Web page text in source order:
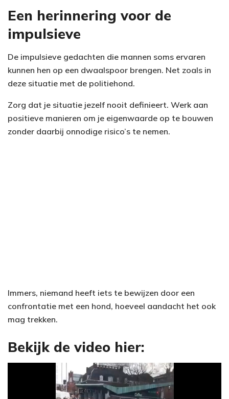
Een herinnering voor de
impulsieve
De impulsieve gedachten die mannen soms ervaren
kunnen hen op een dwaalspoor brengen. Net zoals in
deze situatie met de politiehond.
Zorg dat je situatie jezelf nooit definieert. Werk aan
positieve manieren om je eigenwaarde op te bouwen
zonder daarbij onnodige risico’s te nemen.
Immers, niemand heeft iets te bewijzen door een
confrontatie met een hond, hoeveel aandacht het ook
mag trekken.
Bekijk de video hier: